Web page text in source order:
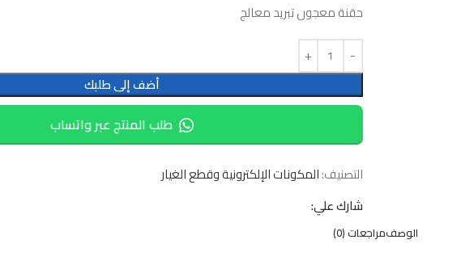
حقنة معجون تبريد معالج
أضف إلى طلبك
طلب المنتج عبر واتساب
التصنيف:المكونات الإلكترونية وقطع الغيار
شارك علي:
الوصفمراجعات (0)